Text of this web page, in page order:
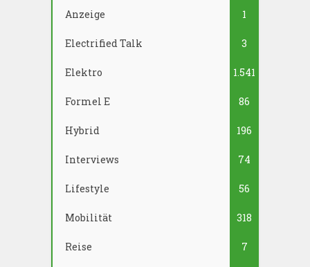
Anzeige 1
Electrified Talk 3
Elektro 1.541
Formel E 86
Hybrid 196
Interviews 74
Lifestyle 56
Mobilität 318
Reise 7